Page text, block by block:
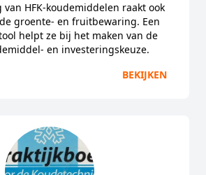
HFK-koudemiddelen raakt ook
groente- en fruitbewaring. Een
helpt ze bij het maken van de
en investeringskeuze.
BEKIJKEN